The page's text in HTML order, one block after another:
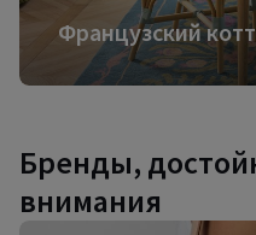
Французский
Бренды,
внимания